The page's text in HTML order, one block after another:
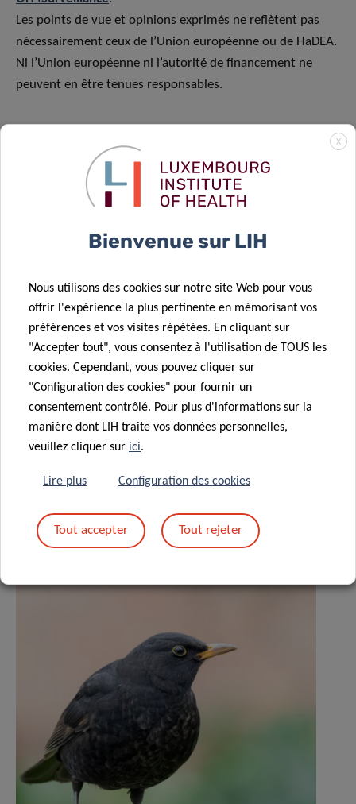
Les points de vue et opinions exprimés ne reflètent pas
nécessairement ceux de l’Union européenne ou de HaDEA.
Ni l’Union européenne ni l’autorité de financement ne
peuvent en être tenues responsables.
CONTACT
Judith
Contact
Partagez sur
Actualités associées
X
Bienvenue sur LIH
Nous utilisons des cookies sur notre site Web pour vous
offrir l'expérience la plus pertinente en mémorisant vos
préférences et vos visites répétées. En cliquant sur
"Accepter tout", vous consentez à l'utilisation de TOUS les
cookies. Cependant, vous pouvez cliquer sur
"Configuration des cookies" pour fournir un
consentement contrôlé. Pour plus d'informations sur la
manière dont LIH traite vos données personnelles,
veuillez cliquer sur ici.
Lire plus Configuration des cookies
Tout accepter Tout rejeter